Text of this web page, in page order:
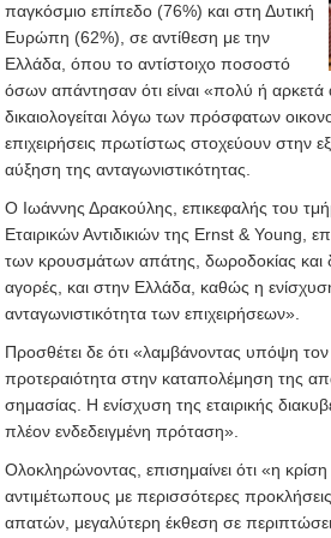
παγκόσμιο επίπεδο (76%) και στη Δυτική
Ευρώπη (62%), σε αντίθεση με την
Ελλάδα, όπου το αντίστοιχο ποσοστό
όσων απάντησαν ότι είναι «πολύ ή αρκετά
δικαιολογείται λόγω των πρόσφατων
επιχειρήσεις πρωτίστως στοχεύουν στην
αύξηση της ανταγωνιστικότητας.
Ο Ιωάννης Δρακούλης, επικεφαλής του
Εταιρικών Αντιδικιών της Ernst & Young,
των κρουσμάτων απάτης, δωροδοκίας και
αγορές, και στην Ελλάδα, καθώς η
ανταγωνιστικότητα των επιχειρήσεων».
Προσθέτει δε ότι «λαμβάνοντας υπόψη
προτεραιότητα στην καταπολέμηση της
σημασίας. Η ενίσχυση της εταιρικής
πλέον ενδεδειγμένη πρόταση».
Ολοκληρώνοντας, επισημαίνει ότι «η
αντιμέτωπους με περισσότερες
απατών, μεγαλύτερη έκθεση σε